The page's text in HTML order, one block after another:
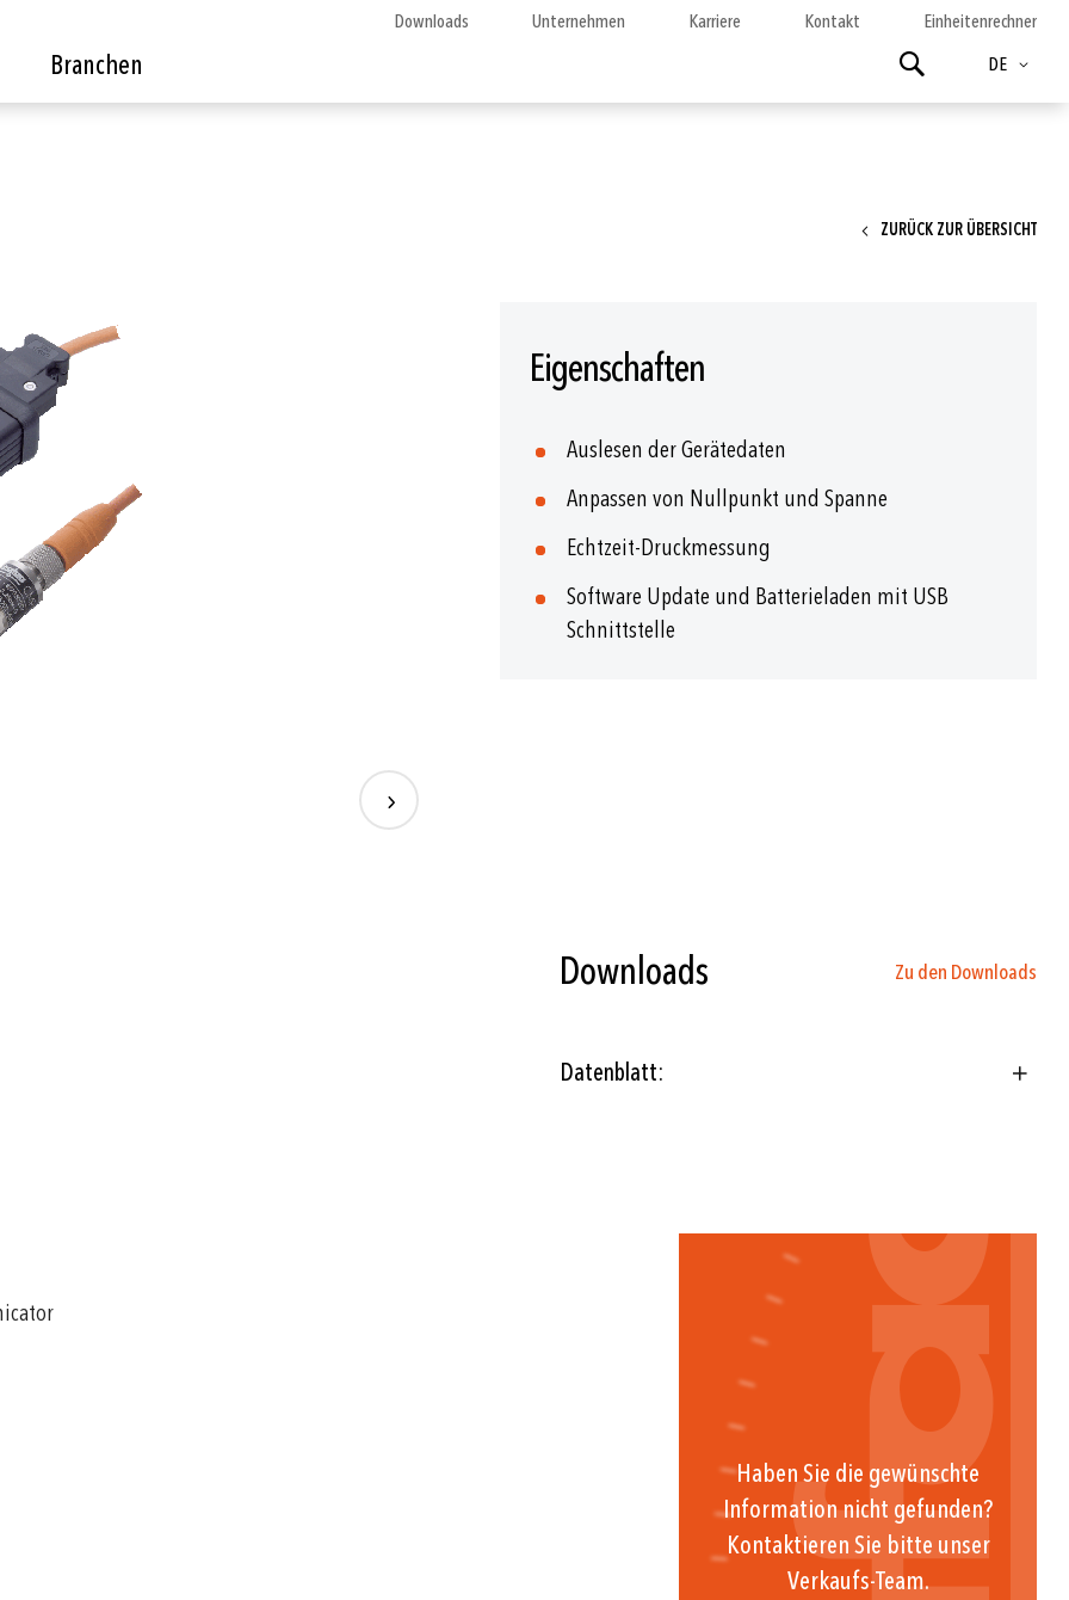
Branchen
Downloads Unternehmen Karriere Kontakt Einheitenrechner
Sprache
DE
ZURÜCK ZUR ÜBERSICHT
Eigenschaften
Auslesen der Gerätedaten
Anpassen von Nullpunkt und Spanne
Echtzeit-Druckmessung
Software Update und Batterieladen mit USB
Schnittstelle
Downloads Zu den Downloads
Datenblatt:
Haben Sie die gewünschte
Information nicht gefunden?
Kontaktieren Sie bitte unser
Verkaufs-Team.